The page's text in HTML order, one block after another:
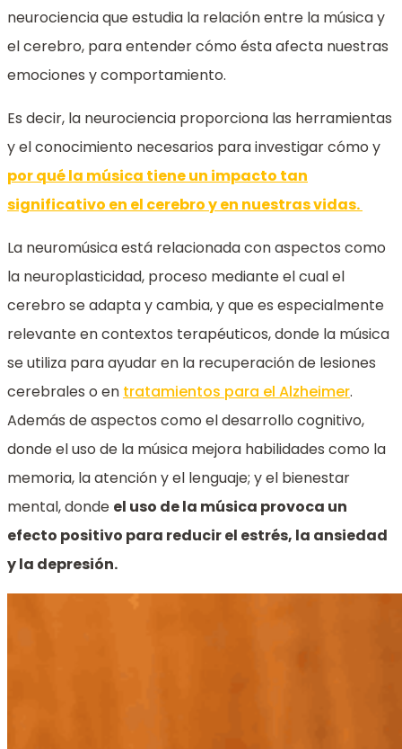
neurociencia que estudia la relación entre la música y
el cerebro, para entender cómo ésta afecta nuestras
emociones y comportamiento.
Es decir, la neurociencia proporciona las herramientas
y el conocimiento necesarios para investigar cómo y
por qué la música tiene un impacto tan
significativo en el cerebro y en nuestras vidas.
La neuromúsica está relacionada con aspectos como
la neuroplasticidad, proceso mediante el cual el
cerebro se adapta y cambia, y que es especialmente
relevante en contextos terapéuticos, donde la música
se utiliza para ayudar en la recuperación de lesiones
cerebrales o en tratamientos para el Alzheimer.
Además de aspectos como el desarrollo cognitivo,
donde el uso de la música mejora habilidades como la
memoria, la atención y el lenguaje; y el bienestar
mental, donde el uso de la música provoca un
efecto positivo para reducir el estrés, la ansiedad
y la depresión.